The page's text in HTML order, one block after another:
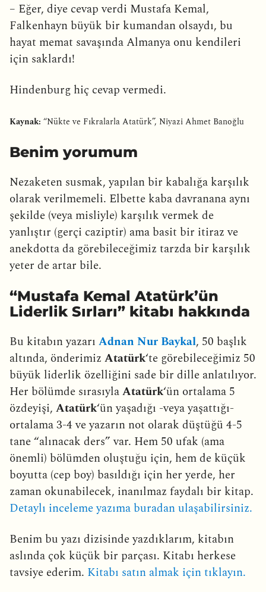
– Eğer, diye cevap verdi Mustafa Kemal,
Falkenhayn büyük bir kumandan olsaydı, bu
hayat memat savaşında Almanya onu kendileri
için saklardı!
Hindenburg hiç cevap vermedi.
Kaynak: “Nükte ve Fıkralarla Atatürk”, Niyazi Ahmet Banoğlu
Benim yorumum
Nezaketen susmak, yapılan bir kabalığa karşılık
olarak verilmemeli. Elbette kaba davranana aynı
şekilde (veya misliyle) karşılık vermek de
yanlıştır (gerçi caziptir) ama basit bir itiraz ve
anekdotta da görebileceğimiz tarzda bir karşılık
yeter de artar bile.
“Mustafa Kemal Atatürk’ün
Liderlik Sırları” kitabı hakkında
Bu kitabın yazarı Adnan Nur Baykal, 50 başlık
altında, önderimiz Atatürk‘te görebileceğimiz 50
büyük liderlik özelliğini sade bir dille anlatılıyor.
Her bölümde sırasıylaAtatürk‘ün ortalama 5
özdeyişi, Atatürk‘ün yaşadığı -veya yaşattığı-
ortalama 3-4 ve yazarın not olarak düştüğü 4-5
tane “alınacak ders” var. Hem 50 ufak (ama
önemli) bölümden oluştuğu için, hem de küçük
boyutta (cep boy) basıldığı için her yerde, her
zaman okunabilecek, inanılmaz faydalı bir kitap.
Detaylı inceleme yazıma buradan ulaşabilirsiniz.
Benim bu yazı dizisinde yazdıklarım, kitabın
aslında çok küçük bir parçası. Kitabı herkese
tavsiye ederim. Kitabı satın almak için tıklayın.